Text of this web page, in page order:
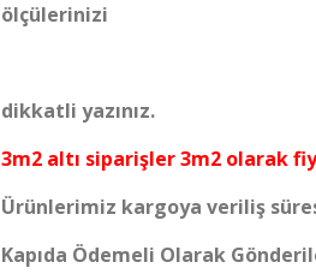
ölçülerinizi
dikkatli yazınız.
3m2 altı siparişler 3m2 olarak
Ürünlerimiz kargoya veriliş
Kapıda Ödemeli Olarak